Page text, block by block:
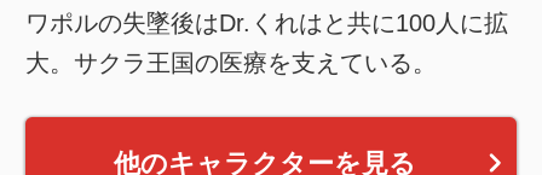
ワポルの失墜後はDr.くれはと共に100人に拡
大。サクラ王国の医療を支えている。
他のキャラクターを見る